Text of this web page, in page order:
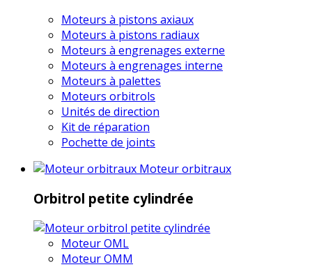
Moteurs à pistons axiaux
Moteurs à pistons radiaux
Moteurs à engrenages externe
Moteurs à engrenages interne
Moteurs à palettes
Moteurs orbitrols
Unités de direction
Kit de réparation
Pochette de joints
Moteur orbitraux
Orbitrol petite cylindrée
Moteur OML
Moteur OMM